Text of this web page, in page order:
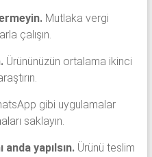
Mutlaka vergi
çalışın.
Ürününüzün ortalama ikinci
gibi uygulamalar
saklayın.
yapılsın.Ürünü teslim